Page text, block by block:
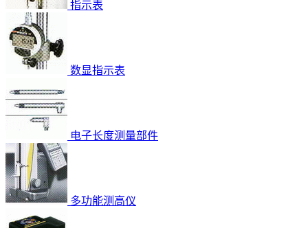
指示表
数显指示表
电子长度测量部件
多功能测高仪